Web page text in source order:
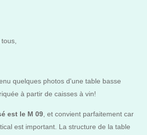
quelques photos d'une table basse
à partir de caisses à vin!
est le M 09, et convient parfaitement car
est important. La structure de la table